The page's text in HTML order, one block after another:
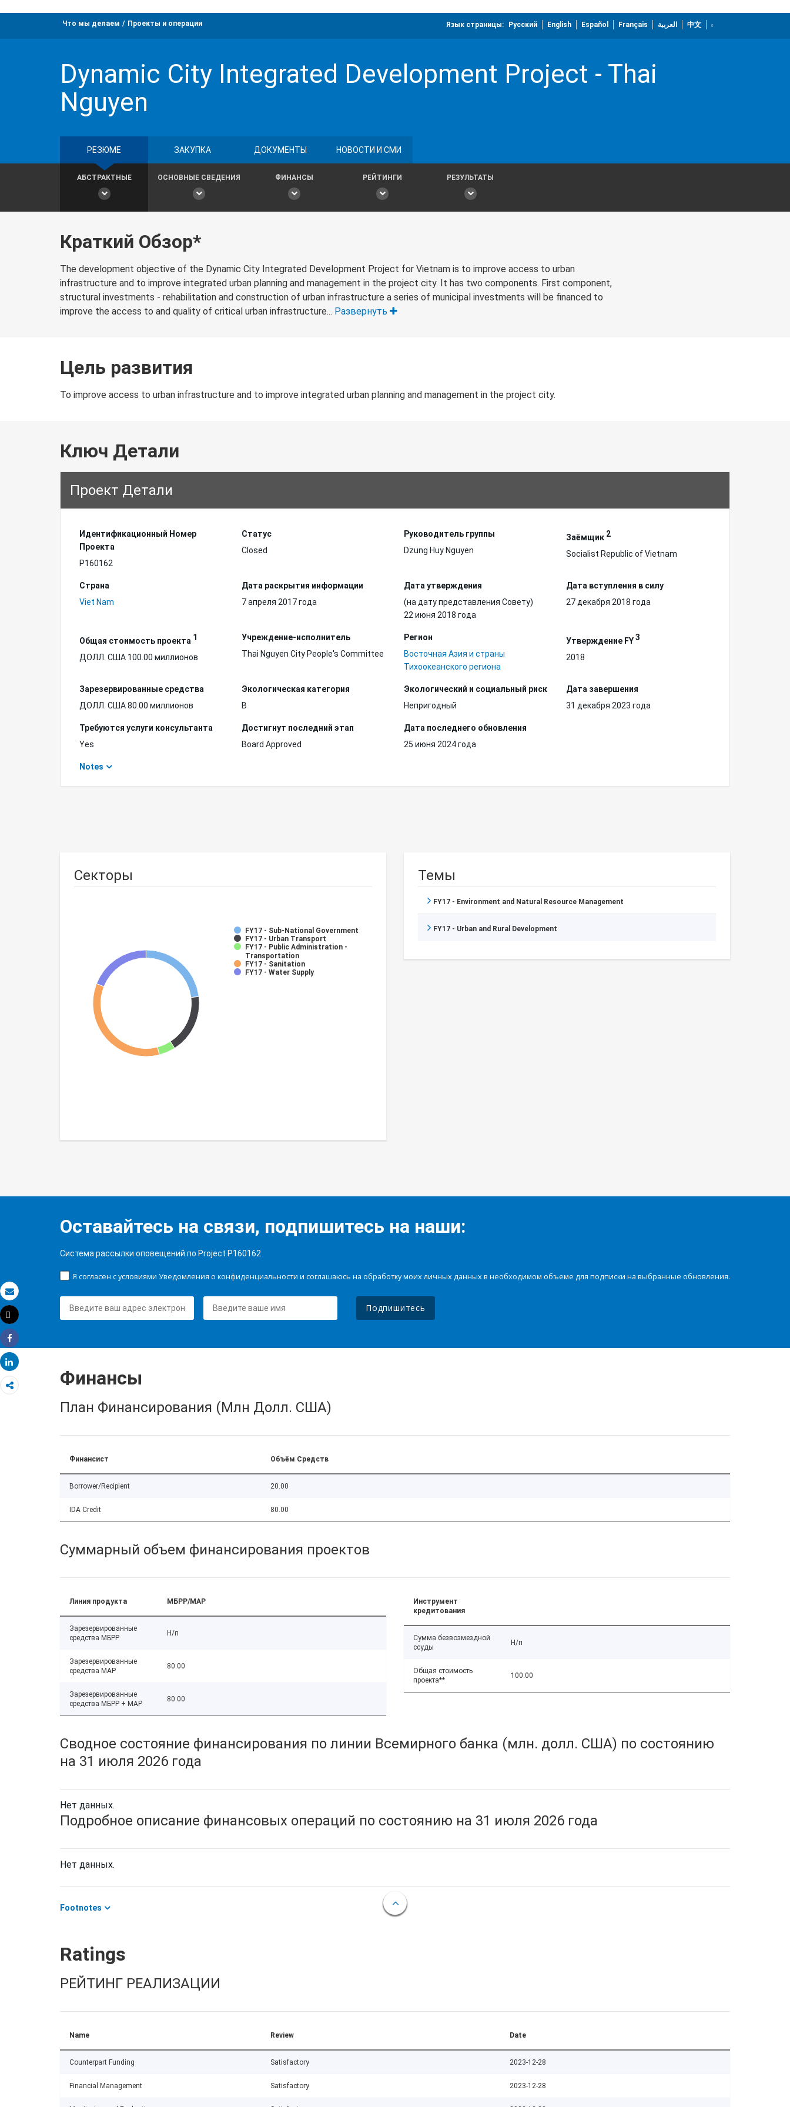
Электронная почта
Распечатать
Tweet
Share
Share
Что мы делаем Проекты и операции Язык страницы: Русский English Español Français العربية 中文
Dynamic City Integrated Development Project - Thai
Nguyen
РЕЗЮМЕ ЗАКУПКА ДОКУМЕНТЫ НОВОСТИ И СМИ
АБСТРАКТНЫЕ ОСНОВНЫЕ СВЕДЕНИЯ ФИНАНСЫ РЕЙТИНГИ РЕЗУЛЬТАТЫ
Краткий Обзор*
The development objective of the Dynamic City Integrated Development Project for Vietnam is to improve access to urban
infrastructure and to improve integrated urban planning and management in the project city. It has two components. First component,
structural investments - rehabilitation and construction of urban infrastructure a series of municipal investments will be financed to
improve the access to and quality of critical urban infrastructure... Развернуть
Цель развития
To improve access to urban infrastructure and to improve integrated urban planning and management in the project city.
Ключ Детали
Проект Детали
Идентификационный Hомер
Проекта
P160162
Статус
Closed
Руководитель группы
Dzung Huy Nguyen
Заёмщик 2
Socialist Republic of Vietnam
Страна
Viet Nam
Дата раскрытия информации
7 апреля 2017 года
Дата утверждения
(на дату представления Совету)
22 июня 2018 года
Дата вступления в силу
27 декабря 2018 года
Общая стоимость проекта 1
ДОЛЛ. США 100.00 миллионов
Учреждение-исполнитель
Thai Nguyen City People's Committee
Регион
Восточная Азия и страны
Тихоокеанского региона
Утверждение FY3
2018
Зарезервированные средства
ДОЛЛ. США 80.00 миллионов
Экологическая категория
B
Экологический и социальный риск
Непригодный
Дата завершения
31 декабря 2023 года
Требуются услуги консультанта
Yes
Достигнут последний этап
Board Approved
Дата последнего обновления
25 июня 2024 года
Notes
Секторы
FY17 - Sub-National Government
FY17 - Urban Transport
FY17 - Public Administration -
Transportation
FY17 - Sanitation
FY17 - Water Supply
Темы
FY17 - Environment and Natural Resource Management
FY17 - Urban and Rural Development
Оставайтесь на связи, подпишитесь на наши:
Система рассылки оповещений по Project P160162
Я согласен с условиями Уведомления о конфиденциальности и соглашаюсь на обработку моих личных данных в необходимом объеме для подписки на выбранные обновления.
Подпишитесь
Финансы
План Финансирования (Млн Долл. США)
Финансист Объём Средств
Borrower/Recipient 20.00
IDA Credit 80.00
Суммарный объем финансирования проектов
Линия продукта МБРР/МАР
Зарезервированные
средства МБРР
Н/п
Зарезервированные
средства МАР
80.00
Зарезервированные
средства МБРР + МАР
80.00
Инструмент
кредитования
Сумма безвозмездной
ссуды
Н/п
Общая стоимость
проекта**
100.00
Сводное состояние финансирования по линии Всемирного банка (млн. долл. США) по состоянию
на 31 июля 2026 года
Нет данных.
Подробное описание финансовых операций по состоянию на 31 июля 2026 года
Нет данных.
Footnotes
Ratings
РЕЙТИНГ РЕАЛИЗАЦИИ
Name Review Date
Counterpart Funding Satisfactory 2023-12-28
Financial Management Satisfactory 2023-12-28